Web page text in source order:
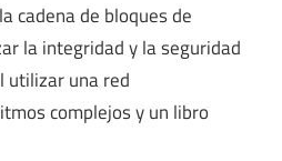
cadena de bloques de
la integridad y la seguridad
utilizar una red
complejos y un libro